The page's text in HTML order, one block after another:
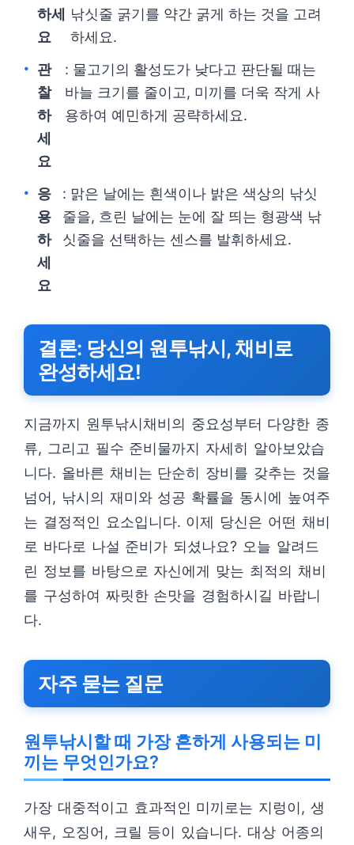
하세
요
낚싯줄 굵기를 약간 굵게 하는 것을 고려
하세요.
관
찰
하
세
요
: 물고기의 활성도가 낮다고 판단될 때는
바늘 크기를 줄이고, 미끼를 더욱 작게 사
용하여 예민하게 공략하세요.
응
용
하
세
요
: 맑은 날에는 흰색이나 밝은 색상의 낚싯
줄을, 흐린 날에는 눈에 잘 띄는 형광색 낚
싯줄을 선택하는 센스를 발휘하세요.
결론: 당신의 원투낚시, 채비로
완성하세요!
지금까지 원투낚시채비의 중요성부터 다양한 종
류, 그리고 필수 준비물까지 자세히 알아보았습
니다. 올바른 채비는 단순히 장비를 갖추는 것을
넘어, 낚시의 재미와 성공 확률을 동시에 높여주
는 결정적인 요소입니다. 이제 당신은 어떤 채비
로 바다로 나설 준비가 되셨나요? 오늘 알려드
린 정보를 바탕으로 자신에게 맞는 최적의 채비
를 구성하여 짜릿한 손맛을 경험하시길 바랍니
다.
자주 묻는 질문
원투낚시할 때 가장 흔하게 사용되는 미
끼는 무엇인가요?
가장 대중적이고 효과적인 미끼로는 지렁이, 생
새우, 오징어, 크릴 등이 있습니다. 대상 어종의